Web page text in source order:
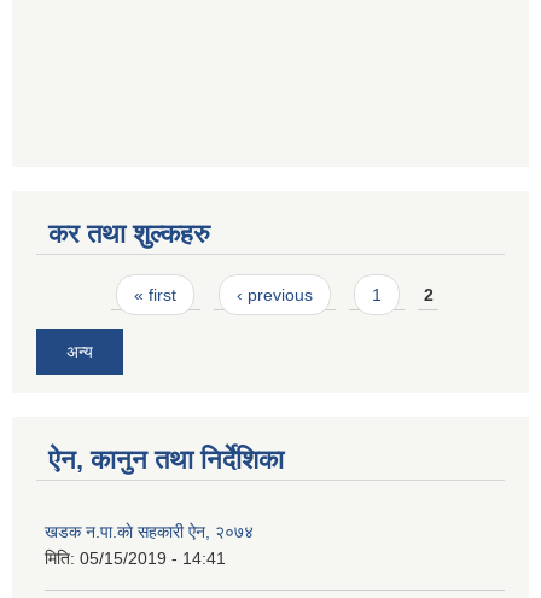
कर तथा शुल्कहरु
Pages« first ‹ previous 1 2
अन्य
ऐन, कानुन तथा निर्देशिका
खडक न.पा.काे सहकारी ऐन, २०७४
मिति: 05/15/2019 - 14:41